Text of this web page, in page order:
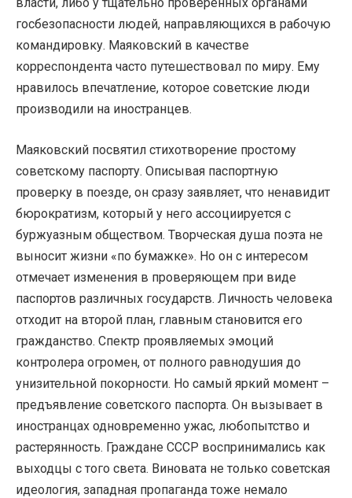
госбезопасности людей, направляющихся в рабочую
командировку. Маяковский в качестве
корреспондента часто путешествовал по миру. Ему
нравилось впечатление, которое советские люди
производили на иностранцев.
Маяковский посвятил стихотворение простому
советскому паспорту. Описывая паспортную
проверку в поезде, он сразу заявляет, что ненавидит
бюрократизм, который у него ассоциируется с
буржуазным обществом. Творческая душа поэта не
выносит жизни «по бумажке». Но он с интересом
отмечает изменения в проверяющем при виде
паспортов различных государств. Личность человека
отходит на второй план, главным становится его
гражданство. Спектр проявляемых эмоций
контролера огромен, от полного равнодушия до
унизительной покорности. Но самый яркий момент –
предъявление советского паспорта. Он вызывает в
иностранцах одновременно ужас, любопытство и
растерянность. Граждане СССР воспринимались как
выходцы с того света. Виновата не только советская
идеология, западная пропаганда тоже немало